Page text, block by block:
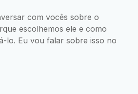
com vocês sobre o
escolhemos ele e como
lo. Eu vou falar sobre isso no